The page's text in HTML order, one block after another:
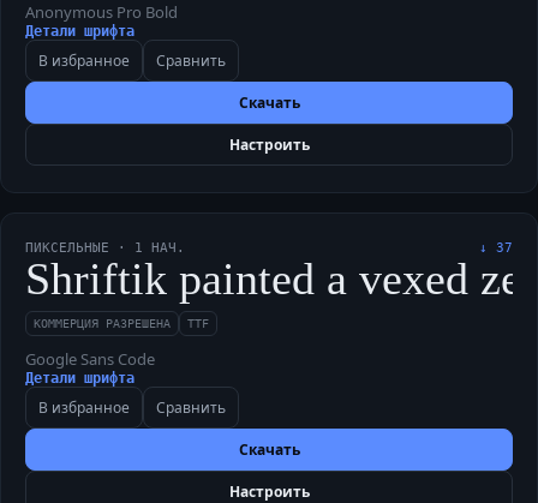
Anonymous Pro Bold
Детали шрифта
В избранное Сравнить
Скачать
Настроить
ПИКСЕЛЬНЫЕ · 1 НАЧ. ↓ 37
Shriftik painted a vexed
КОММЕРЦИЯ РАЗРЕШЕНА TTF
Google Sans Code
Детали шрифта
В избранное Сравнить
Скачать
Настроить